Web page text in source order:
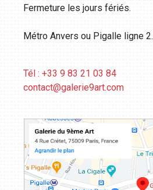
Fermeture les jours fériés.
Métro Anvers ou Pigalle ligne 2.
Tél : +33 9 83 21 03 84
contact@galerie9art.com